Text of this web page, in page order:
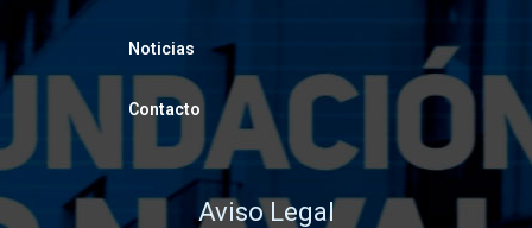
Noticias
Contacto
Aviso Legal